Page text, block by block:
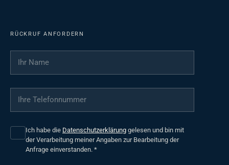
RÜCKRUF ANFORDERN
Ihr Name
Ihre Telefonnummer
Ich habe die Datenschutzerklärung gelesen und bin mit
der Verarbeitung meiner Angaben zur Bearbeitung der
Anfrage einverstanden. *